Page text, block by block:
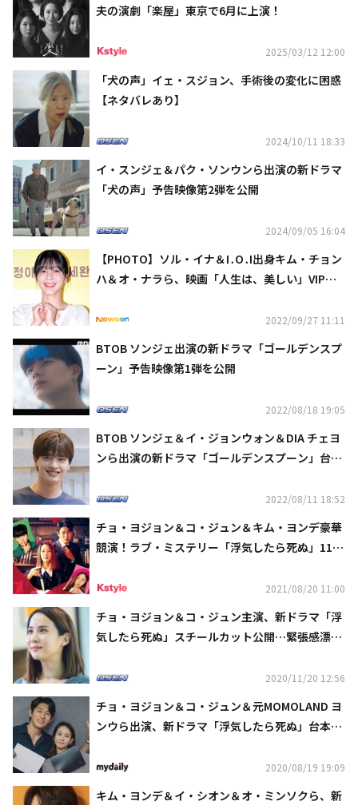
夫の演劇「楽屋」東京で6月に上演！
2025/03/12 12:00
「犬の声」イェ・スジョン、手術後の変化に困惑
【ネタバレあり】
2024/10/11 18:33
イ・スンジェ＆パク・ソンウンら出演の新ドラマ
「犬の声」予告映像第2弾を公開
2024/09/05 16:04
【PHOTO】ソル・イナ＆I․O․I出身キム・チョン
ハ＆オ・ナラら、映画「人生は、美しい」VIP試
2022/09/27 11:11
BTOB ソンジェ出演の新ドラマ「ゴールデンスプ
ーン」予告映像第1弾を公開
2022/08/18 19:05
BTOB ソンジェ＆イ・ジョンウォン＆DIA チェヨ
ンら出演の新ドラマ「ゴールデンスプーン」台本
2022/08/11 18:52
チョ・ヨジョン＆コ・ジュン＆キム・ヨンデ豪華
競演！ラブ・ミステリー「浮気したら死ぬ」11月
2021/08/20 11:00
チョ・ヨジョン＆コ・ジュン主演、新ドラマ「浮
気したら死ぬ」スチールカット公開…緊張感漂う
2020/11/20 12:56
チョ・ヨジョン＆コ・ジュン＆元MOMOLAND ヨ
ンウら出演、新ドラマ「浮気したら死ぬ」台本読
2020/08/19 19:09
キム・ヨンデ＆イ・シオン＆オ・ミンソクら、新